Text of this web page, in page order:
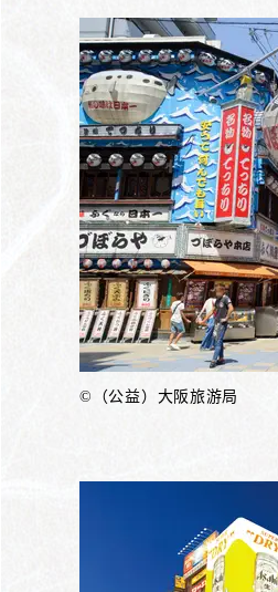
©（公益）大阪旅游局